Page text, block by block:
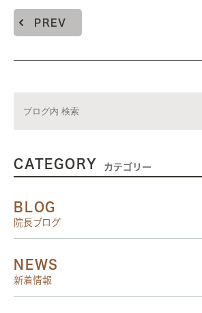
PREV
CATEGORY カテゴリー
BLOG
院長ブログ
NEWS
新着情報